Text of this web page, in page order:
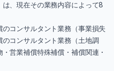
、現在その業務内容によって8
コンサルタント業務（事業損失
コンサルタント業務（土地調
営業補償特殊補償・補償関連・